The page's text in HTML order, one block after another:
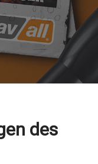
des